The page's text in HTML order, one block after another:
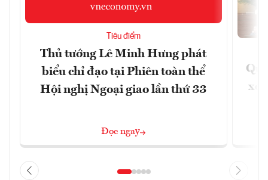
Tiêu điểm
Thủ tướng Lê Minh Hưng phát
biểu chỉ đạo tại Phiên toàn thể
Hội nghị Ngoại giao lần thứ 33
Đọc ngay